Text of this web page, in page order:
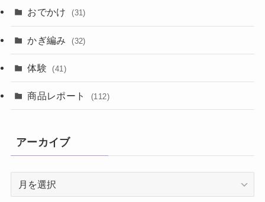
おでかけ (31)
かぎ編み (32)
体験 (41)
商品レポート (112)
アーカイブ